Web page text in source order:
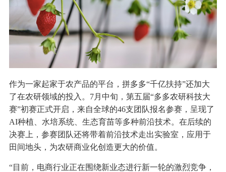
作为一家起家于农产品的平台，拼多多“千亿扶持”还加大
了在农研领域的投入。7月中旬，第五届“多多农研科技大
赛”初赛正式开启，来自全球的46支团队报名参赛，呈现了
AI种植、水培系统、生态育苗等多种前沿技术。在后续的
决赛上，参赛团队还将带着前沿技术走出实验室，应用于
田间地头，为农研商业化创造更大的价值。
“目前，电商行业正在围绕新业态进行新一轮的激烈竞争，